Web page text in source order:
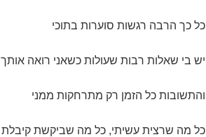
כל כך הרבה רגשות סוערות בתוכי
יש בי שאלות רבות שעולות כשאני רואה אותך
והתשובות כל הזמן רק מתרחקות ממני
כל מה שרצית עשיתי, כל מה שביקשת קיבלת